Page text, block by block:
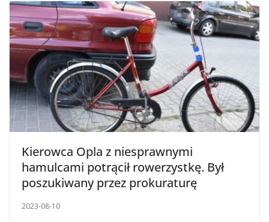
Kierowca Opla z niesprawnymi
hamulcami potrącił rowerzystkę. Był
poszukiwany przez prokuraturę
2023-08-10